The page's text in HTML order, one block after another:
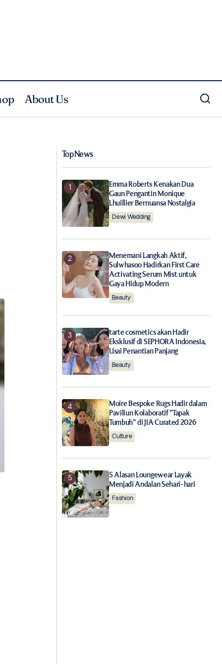
About Us
Top News
Emma Roberts Kenakan Dua
Gaun Pengantin Monique
Lhuillier Bernuansa Nostalgia
Dewi Wedding
Menemani Langkah Aktif,
Sulwhasoo Hadirkan First Care
Activating Serum Mist untuk
Gaya Hidup Modern
Beauty
tarte cosmetics akan Hadir
Eksklusif di SEPHORA Indonesia,
Usai Penantian Panjang
Beauty
Moire Bespoke Rugs Hadir dalam
Paviliun Kolaboratif “Tapak
Tumbuh” di JIA Curated 2026
Culture
5 Alasan Loungewear Layak
Menjadi Andalan Sehari-hari
Fashion